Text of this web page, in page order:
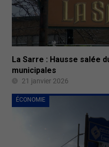
La Sarre : Hausse salée
municipales
21 janvier 2026
ÉCONOMIE